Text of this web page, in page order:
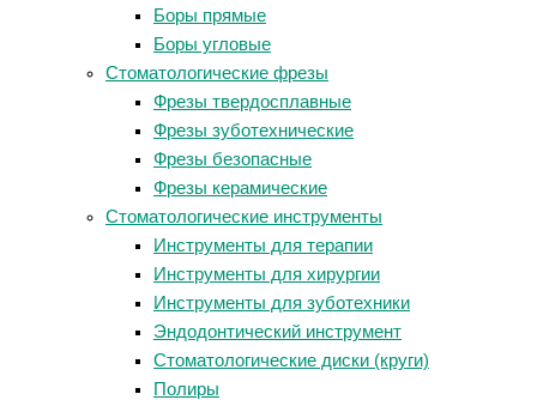
Боры прямые
Боры угловые
Стоматологические фрезы
Фрезы твердосплавные
Фрезы зуботехнические
Фрезы безопасные
Фрезы керамические
Стоматологические инструменты
Инструменты для терапии
Инструменты для хирургии
Инструменты для зуботехники
Эндодонтический инструмент
Стоматологические диски (круги)
Полиры